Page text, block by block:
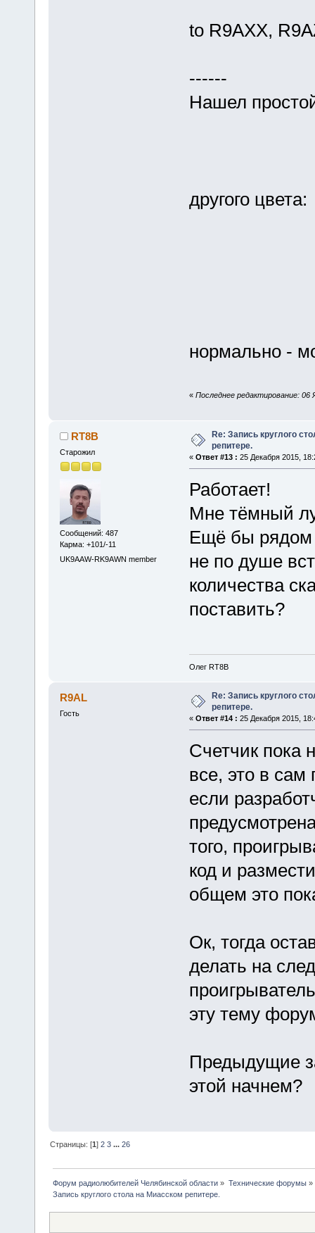
to R9AXX,
------
Нашел
другого цвета:
нормально -
« Последнее редактирование: 06
RT8B
Старожил
Сообщений: 487
Карма: +101/-11
UK9AAW-RK9AWN member
Re: Запись круглого
репитере.
« Ответ #13 : 25 Декабря 2015,
Работает!
Мне тёмный
Ещё бы рядом
не по душе
количества
поставить?
Олег RT8B
R9AL
Гость
Re: Запись круглого
репитере.
« Ответ #14 : 25 Декабря 2015,
Счетчик пока
все, это в сам
если
того,
код и
общем это
Ок, тогда
делать на
эту тему
Предыдущие
этой начнем?
Страницы: [1]2 3 ...26
Форум радиолюбителей Челябинской области » Технические форумы»
Запись круглого стола на Миасском репитере.